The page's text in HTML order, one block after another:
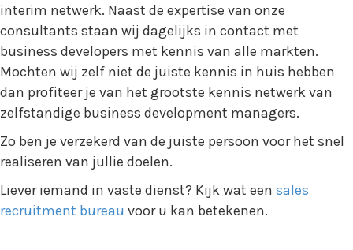
interim netwerk. Naast de expertise van onze
consultants staan wij dagelijks in contact met
business developers met kennis van alle markten.
Mochten wij zelf niet de juiste kennis in huis hebben
dan profiteer je van het grootste kennis netwerk van
zelfstandige business development managers.
Zo ben je verzekerd van de juiste persoon voor het snel
realiseren van jullie doelen.
Liever iemand in vaste dienst? Kijk wat een sales
recruitment bureau voor u kan betekenen.